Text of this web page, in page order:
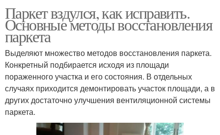
Паркет вздулся, как исправить.
Основные методы восстановления
паркета
Выделяют множество методов восстановления паркета.
Конкретный подбирается исходя из площади
пораженного участка и его состояния. В отдельных
случаях приходится демонтировать участок площади, а в
других достаточно улучшения вентиляционной системы
паркета.